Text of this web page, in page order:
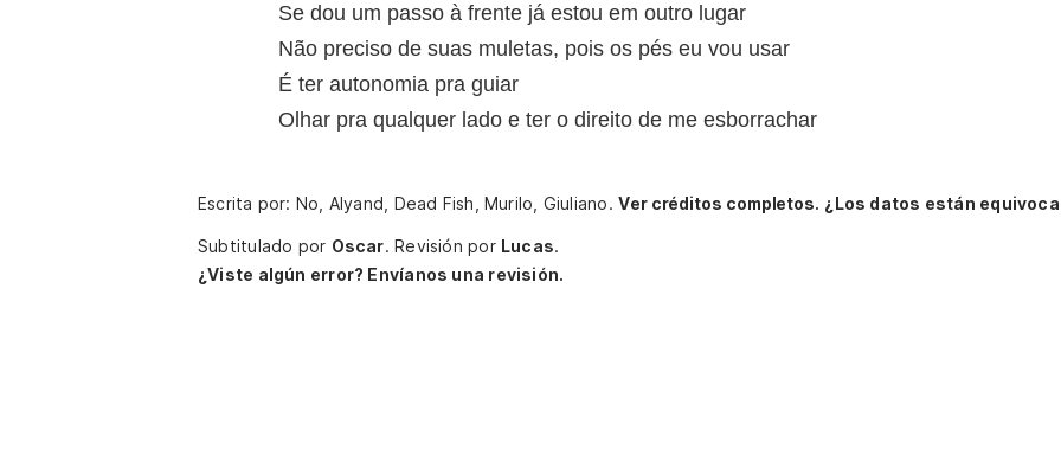
Se dou um passo à frente já estou em outro lugar
Não preciso de suas muletas, pois os pés eu vou usar
É ter autonomia pra guiar
Olhar pra qualquer lado e ter o direito de me esborrachar
Escrita por: No, Alyand, Dead Fish, Murilo, Giuliano. Ver créditos completos. ¿Los datos están
Subtitulado por Oscar.Revisión por Lucas.
¿Viste algún error? Envíanos una revisión.